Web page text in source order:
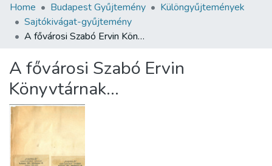
Communities & Collections
All of DSpace
About us
Home Budapest Gyűjtemény
Különgyűjtemények
Sajtókivágat-gyűjtemény
A fővárosi Szabó Ervin Könyvtárnak...
A fővárosi Szabó Ervin
Könyvtárnak...